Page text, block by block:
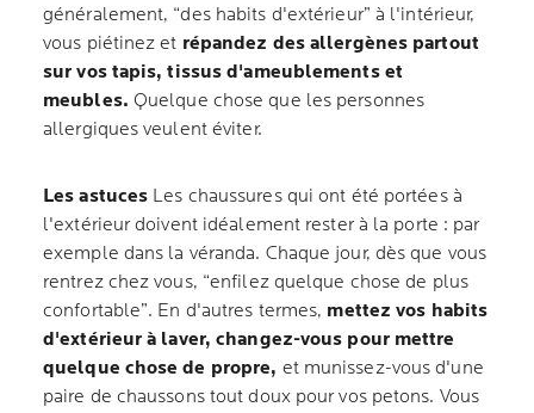
généralement, “des habits d'extérieur” à l'intérieur,
vous piétinez et répandez des allergènes partout
sur vos tapis, tissus d'ameublements et
meubles. Quelque chose que les personnes
allergiques veulent éviter.
Les astuces Les chaussures qui ont été portées à
l'extérieur doivent idéalement rester à la porte : par
exemple dans la véranda. Chaque jour, dès que vous
rentrez chez vous, “enfilez quelque chose de plus
confortable”. En d'autres termes, mettez vos habits
d'extérieur à laver, changez-vous pour mettre
quelque chose de propre, et munissez-vous d'une
paire de chaussons tout doux pour vos petons. Vous